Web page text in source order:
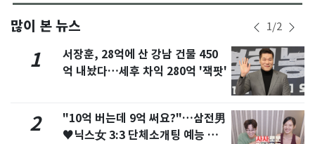
많이 본 뉴스 1/2
1
서장훈, 28억에 산 강남 건물 450
억 내놨다…세후 차익 280억 '잭팟'
2
"10억 버는데 9억 써요?"…삼전男
♥닉스女 3:3 단체소개팅 예능 화